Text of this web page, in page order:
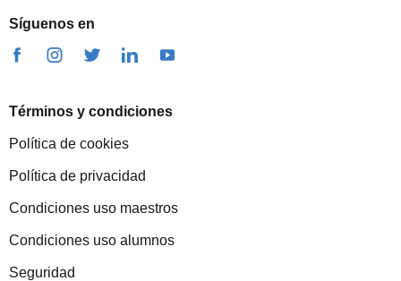
Síguenos en
Términos y condiciones
Política de cookies
Política de privacidad
Condiciones uso maestros
Condiciones uso alumnos
Seguridad